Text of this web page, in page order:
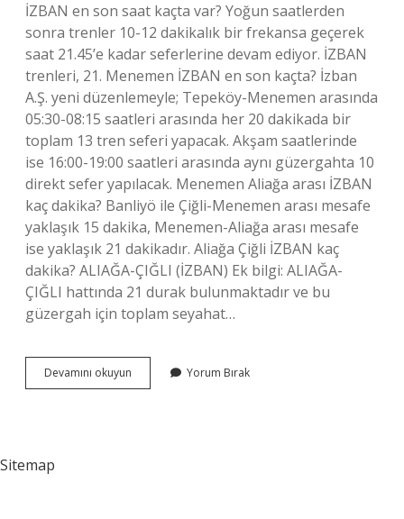
İZBAN en son saat kaçta var? Yoğun saatlerden
sonra trenler 10-12 dakikalık bir frekansa geçerek
saat 21.45’e kadar seferlerine devam ediyor. İZBAN
trenleri, 21. Menemen İZBAN en son kaçta? İzban
A.Ş. yeni düzenlemeyle; Tepeköy-Menemen arasında
05:30-08:15 saatleri arasında her 20 dakikada bir
toplam 13 tren seferi yapacak. Akşam saatlerinde
ise 16:00-19:00 saatleri arasında aynı güzergahta 10
direkt sefer yapılacak. Menemen Aliağa arası İZBAN
kaç dakika? Banliyö ile Çiğli-Menemen arası mesafe
yaklaşık 15 dakika, Menemen-Aliağa arası mesafe
ise yaklaşık 21 dakikadır. Aliağa Çiğli İZBAN kaç
dakika? ALIAĞA-ÇIĞLI (İZBAN) Ek bilgi: ALIAĞA-
ÇIĞLI hattında 21 durak bulunmaktadır ve bu
güzergah için toplam seyahat…
Devamını okuyun
İZban
Yorum Bırak
Sitemap